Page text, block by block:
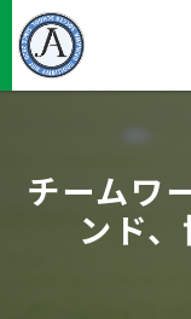
チームワ
ンド